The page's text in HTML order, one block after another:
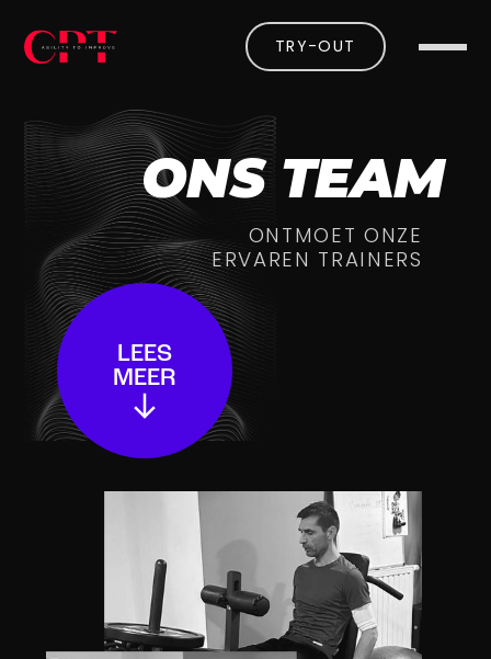
TRY-OUT
ONS TEAM
ONTMOET ONZE
ERVAREN TRAINERS
LEES
MEER